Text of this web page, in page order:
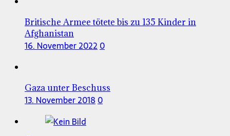
Britische Armee tötete bis zu 135 Kinder in
Afghanistan
16. November 20220
Gaza unter Beschuss
13. November 20180